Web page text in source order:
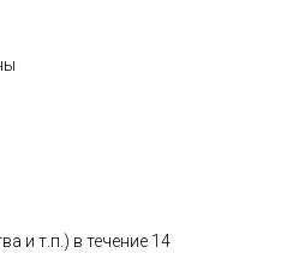
и т.п.) в течение 14